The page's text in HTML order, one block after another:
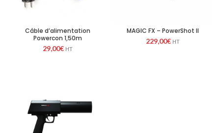
Câble d’alimentation
Powercon 1,50m
29,00€ HT
MAGIC FX – PowerShot II
229,00€ HT